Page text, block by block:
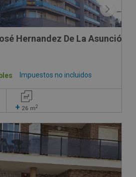
Hernandez De La Asunción
Impuestos no incluidos
+ 26 m2